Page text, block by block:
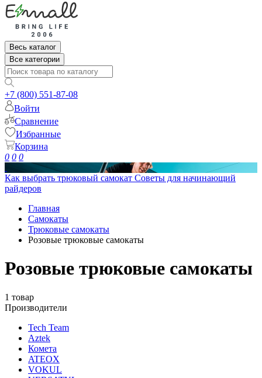
Весь каталог
Все категории
+7 (800) 551-87-08
Войти
Сравнение
Избранные
Корзина
0 0 0
Как выбрать трюковый самокат Советы для начинающий
райдеров
Главная
Самокаты
Трюковые самокаты
Розовые трюковые самокаты
Розовые трюковые самокаты
1 товар
Производители
Tech Team
Aztek
Комета
ATEOX
VOKUL